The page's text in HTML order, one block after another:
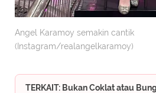
Angel Karamoy semakin cantik
(Instagram/realangelkaramoy)
TERKAIT: Bukan Coklat atau